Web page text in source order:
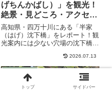
げちんかばし）」を観光！
絶景・見どころ・アクセ
ス・駐車場を紹介
高知県・四万十川にある「半家
（はげ）沈下橋」をレポート！観
光案内には少ない穴場の沈下橋で
景です。実際に車で渡る際のスリ
ルや、道の駅とおわからのアクセ
ス、場所の詳細を写真付きで詳し
く解説します。
2026.07.13
トップ サイドバー